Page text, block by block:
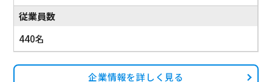
従業員数
440名
企業情報を詳しく見る